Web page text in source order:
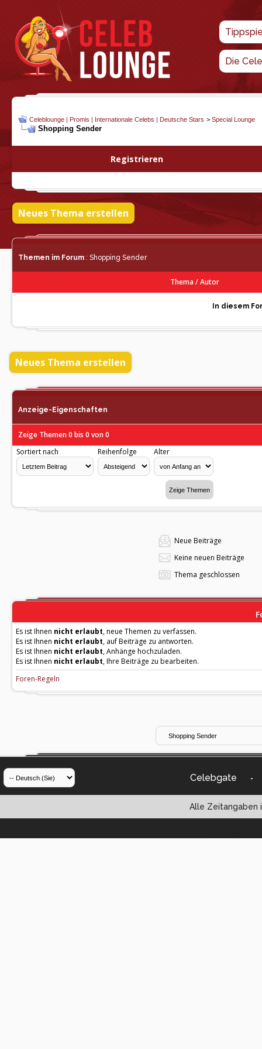
Die
Celeblounge | Promis | Internationale Celebs | Deutsche Stars > Special Lounge
Shopping Sender
Registrieren
Neues Thema erstellen
Themen im Forum : Shopping Sender
Thema/Autor
In diesem
Neues Thema erstellen
Anzeige-Eigenschaften
Zeige Themen 0 bis 0 von 0
Sortiert nach
Reihenfolge Alter
Neue Beiträge
Keine neuen Beiträge
Thema geschlossen
Es ist Ihnen nicht erlaubt, neue Themen zu verfassen.
Es ist Ihnen nicht erlaubt, auf Beiträge zu antworten.
Es ist Ihnen nicht erlaubt, Anhänge hochzuladen.
Es ist Ihnen nicht erlaubt, Ihre Beiträge zu bearbeiten.
Foren-Regeln
Celebgate -
Alle Zeitangaben